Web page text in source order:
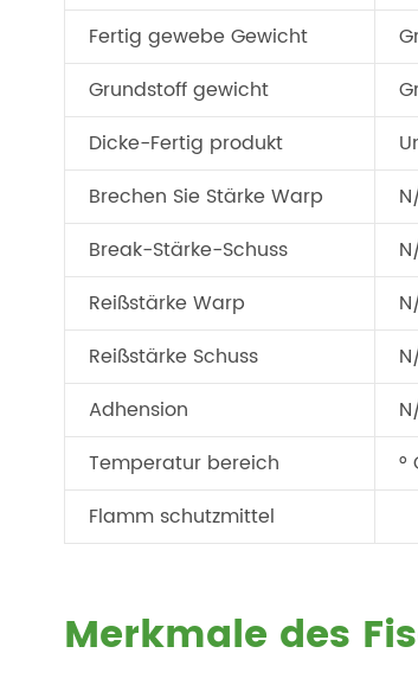
Fertig gewebe Gewicht
Grundstoff gewicht
Dicke-Fertig produkt
Brechen Sie Stärke Warp
Break-Stärke-Schuss
Reißstärke Warp
Reißstärke Schuss
Adhension
Temperatur bereich
°
Flamm schutzmittel
Merkmale des